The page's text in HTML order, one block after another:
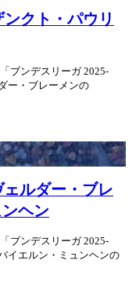
クト・パウリ
ブンデスリーガ 2025-
ー・ブレーメンの
ェルダー・ブレ
ヘン
ブンデスリーガ 2025-
イエルン・ミュンヘンの